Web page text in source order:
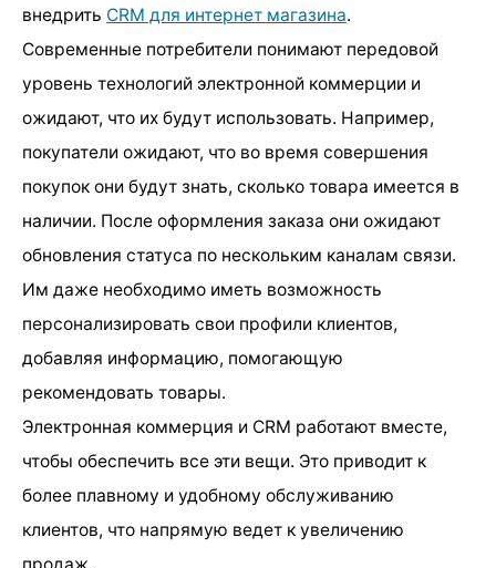
внедрить CRM для интернет магазина.
Современные потребители понимают передовой
уровень технологий электронной коммерции и
ожидают, что их будут использовать. Например,
покупатели ожидают, что во время совершения
покупок они будут знать, сколько товара имеется в
наличии. После оформления заказа они ожидают
обновления статуса по нескольким каналам связи.
Им даже необходимо иметь возможность
персонализировать свои профили клиентов,
добавляя информацию, помогающую
рекомендовать товары.
Электронная коммерция и CRM работают вместе,
чтобы обеспечить все эти вещи. Это приводит к
более плавному и удобному обслуживанию
клиентов, что напрямую ведет к увеличению